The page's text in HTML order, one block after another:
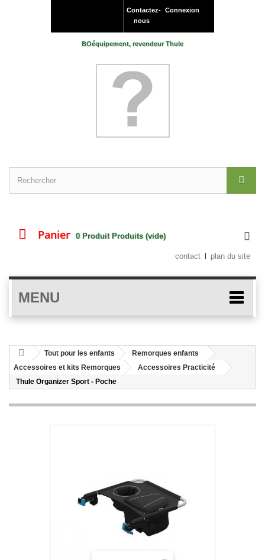
Connexion
Contactez-
nous
BOéquipement, revendeur Thule
Panier 0 Produit Produits (vide)
contact plan du site
MENU
Tout pour les enfants
Remorques enfants
Accessoires et kits Remorques
Accessoires Practicité
Thule Organizer Sport - Poche